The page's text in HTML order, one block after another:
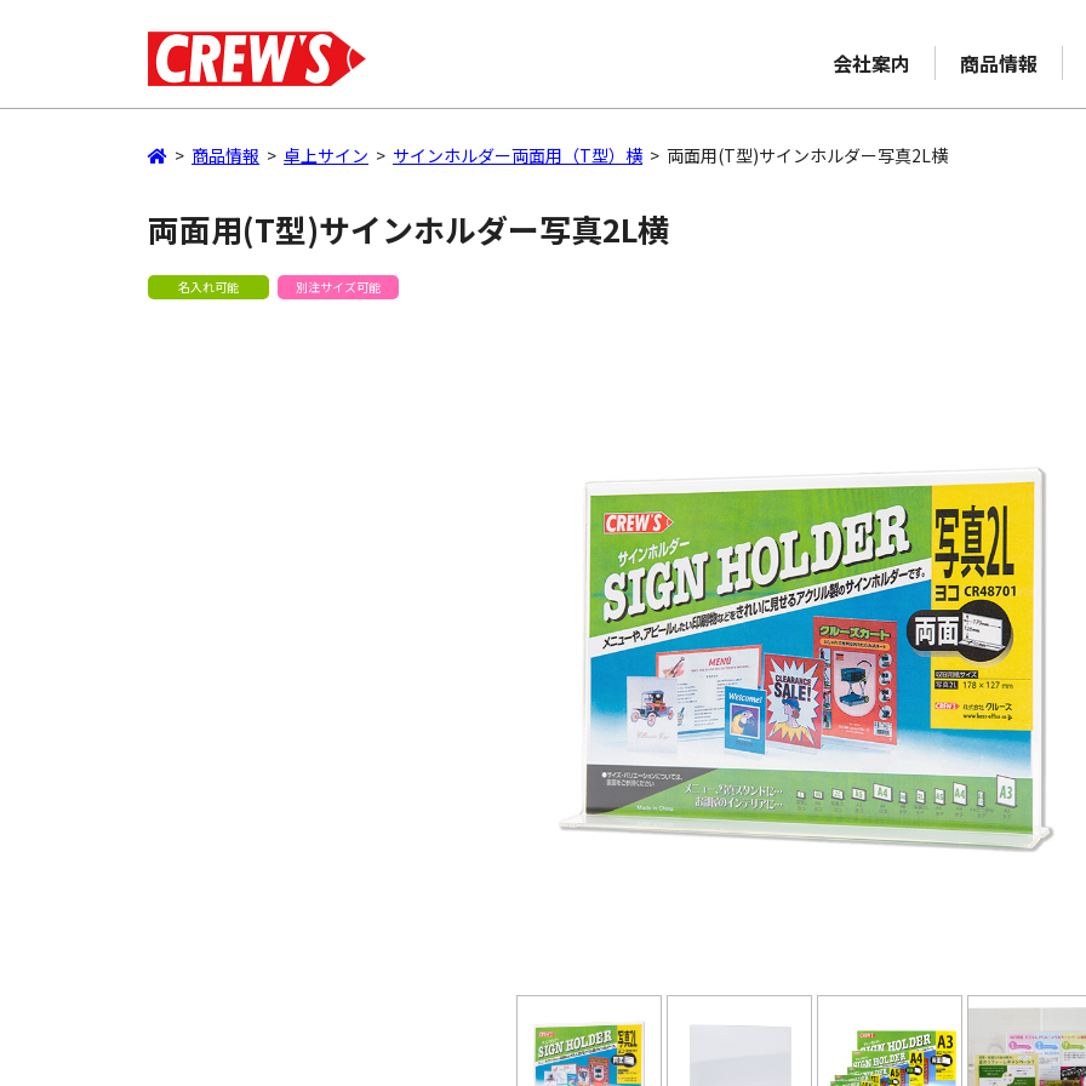
会社案内 商品情報
> 商品情報 > 卓上サイン > サインホルダー両面用（T型）横 > 両面用(T型)サインホルダー写真2L横
両面用(T型)サインホルダー写真2L横
名入れ可能 別注サイズ可能